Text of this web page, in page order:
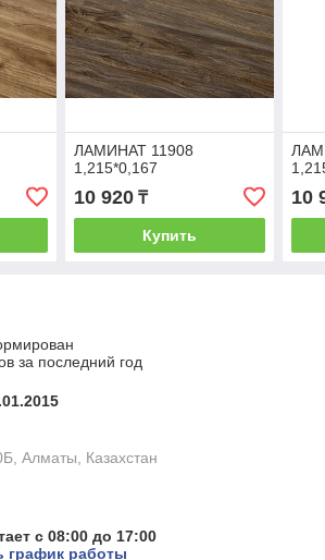
ЛАМИНАТ 11908
1,215*0,167
10 920₸
Купить
10
за последний год
Алматы, Казахстан
с 08:00 до 17:00
график работы